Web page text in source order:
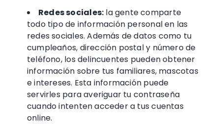
Redes sociales: lagente comparte
todo tipo de información personal en las
redes sociales. Además de datos como tu
cumpleaños, dirección postal y número de
teléfono, los delincuentes pueden obtener
información sobre tus familiares, mascotas
e intereses. Esta información puede
servirles para averiguar tu contraseña
cuando intenten acceder a tus cuentas
online.